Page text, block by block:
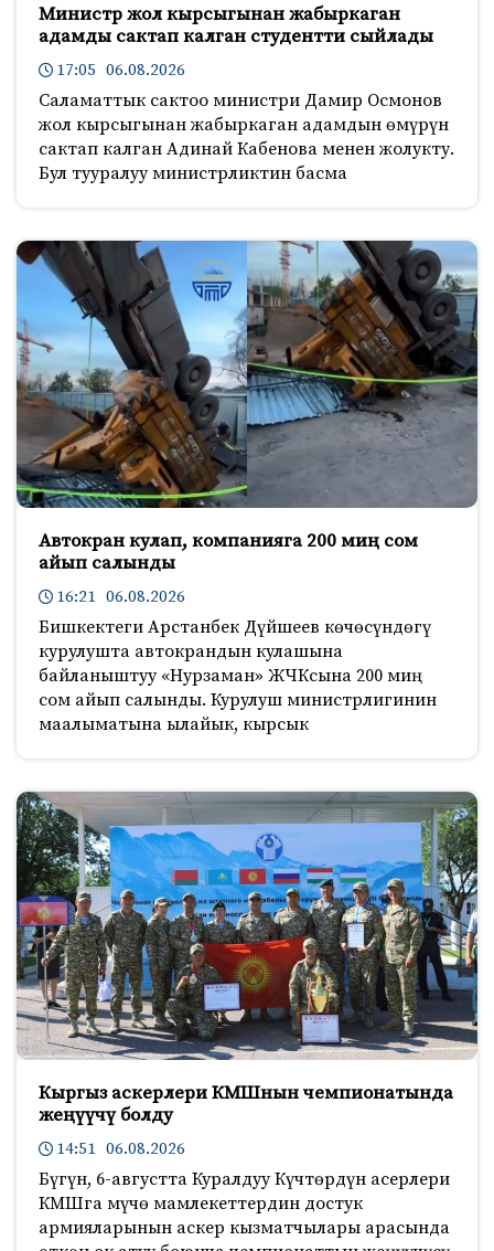
Министр жол кырсыгынан жабыркаган
адамды сактап калган студентти сыйлады
17:05 06.08.2026
Саламаттык сактоо министри Дамир Осмонов
жол кырсыгынан жабыркаган адамдын өмүрүн
сактап калган Адинай Кабенова менен жолукту.
Бул тууралуу министрликтин басма
Автокран кулап, компанияга 200 миң сом
айып салынды
16:21 06.08.2026
Бишкектеги Арстанбек Дүйшеев көчөсүндөгү
курулушта автокрандын кулашына
байланыштуу «Нурзаман» ЖЧКсына 200 миң
сом айып салынды. Курулуш министрлигинин
маалыматына ылайык, кырсык
Кыргыз аскерлери КМШнын чемпионатында
жеңүүчү болду
14:51 06.08.2026
Бүгүн, 6-августта Куралдуу Күчтөрдүн асерлери
КМШга мүчө мамлекеттердин достук
армияларынын аскер кызматчылары арасында